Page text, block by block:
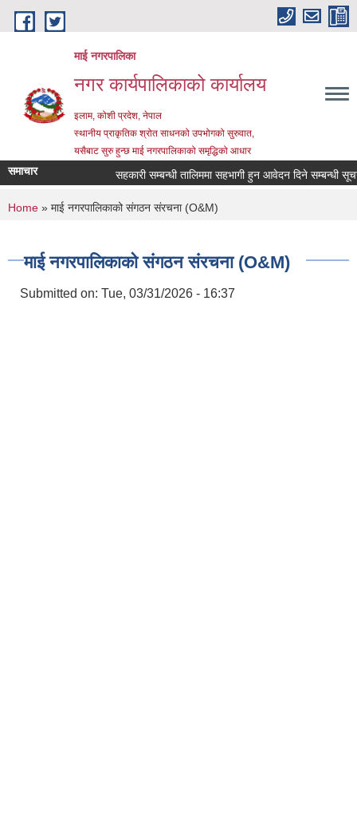
Skip to main content
माई नगरपालिका
नगर कार्यपालिकाको कार्यालय
इलाम, कोशी प्रदेश, नेपाल
स्थानीय प्राकृतिक श्रोत साधनको उपभोगको सुरुवात,
यसैबाट सुरु हुन्छ माई नगरपालिकाको समृद्धिको आधार
समाचार सहकारी सम्बन्धी तालिममा सहभागी हुन आवेदन दिने सम्बन्धी सूचना
You are here
Home » माई नगरपालिकाको संगठन संरचना (O&M)
माई नगरपालिकाको संगठन संरचना (O&M)
Submitted on: Tue, 03/31/2026 - 16:37